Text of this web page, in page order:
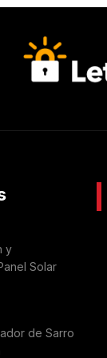
y
Solar
de Sarro